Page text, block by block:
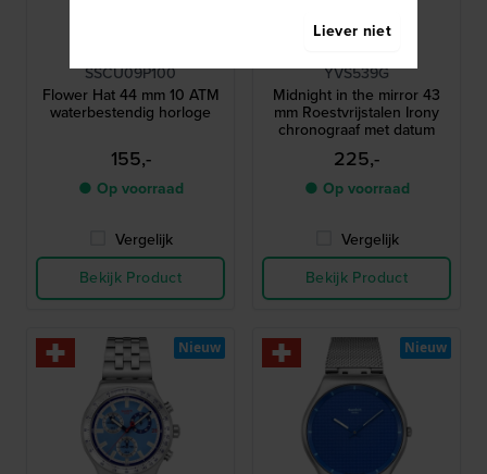
SSCU09P100
Flower Hat 44 mm 10 ATM
waterbestendig horloge
155,-
● Op voorraad
Vergelijk
Bekijk Product
YVS539G
Midnight in the mirror 43
mm Roestvrijstalen Irony
chronograaf met datum
225,-
● Op voorraad
Vergelijk
Bekijk Product
Nieuw Nieuw
Liever niet